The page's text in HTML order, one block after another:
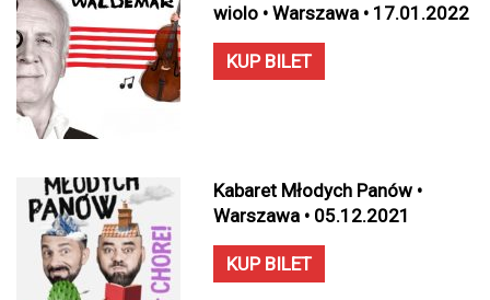
wiolo • Warszawa • 17.01.2022
KUP BILET
Kabaret Młodych Panów •
Warszawa • 05.12.2021
KUP BILET